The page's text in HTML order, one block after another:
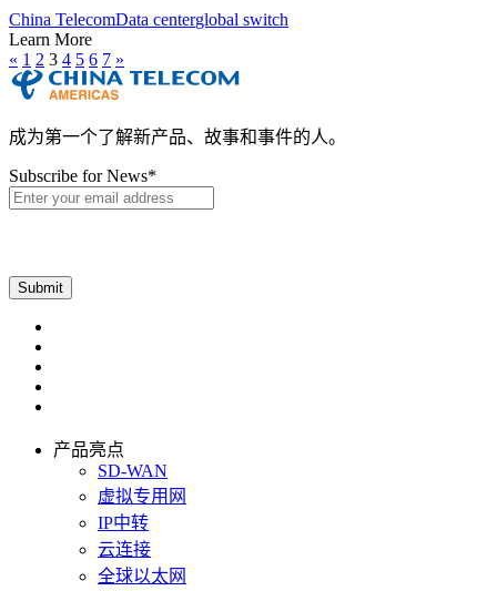
China TelecomData centerglobal switch
Learn More
« 1 2 3 4 5 6 7 »
成为第一个了解新产品、故事和事件的人。
Subscribe for News*
产品亮点
SD-WAN
虚拟专用网
IP中转
云连接
全球以太网